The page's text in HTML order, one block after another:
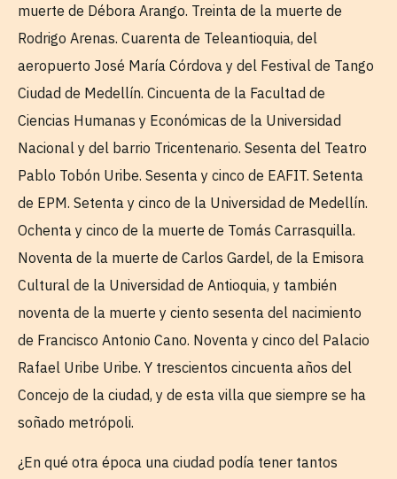
muerte de Débora Arango. Treinta de la muerte de
Rodrigo Arenas. Cuarenta de Teleantioquia, del
aeropuerto José María Córdova y del Festival de Tango
Ciudad de Medellín. Cincuenta de la Facultad de
Ciencias Humanas y Económicas de la Universidad
Nacional y del barrio Tricentenario. Sesenta del Teatro
Pablo Tobón Uribe. Sesenta y cinco de EAFIT. Setenta
de EPM. Setenta y cinco de la Universidad de Medellín.
Ochenta y cinco de la muerte de Tomás Carrasquilla.
Noventa de la muerte de Carlos Gardel, de la Emisora
Cultural de la Universidad de Antioquia, y también
noventa de la muerte y ciento sesenta del nacimiento
de Francisco Antonio Cano. Noventa y cinco del Palacio
Rafael Uribe Uribe. Y trescientos cincuenta años del
Concejo de la ciudad, y de esta villa que siempre se ha
soñado metrópoli.
¿En qué otra época una ciudad podía tener tantos